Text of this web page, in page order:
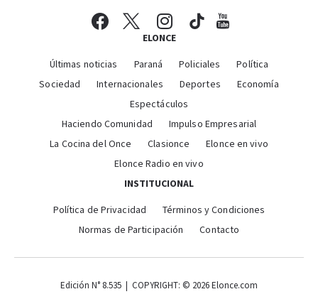
ELONCE
Últimas noticias Paraná Policiales
Política
Sociedad
Internacionales Deportes
Economía
Espectáculos
Haciendo Comunidad
Impulso Empresarial
La Cocina del Once
Clasionce
Elonce en vivo
Elonce Radio en vivo
INSTITUCIONAL
Política de Privacidad
Términos y Condiciones
Normas de Participación
Contacto
Edición N° 8.535 | COPYRIGHT: © 2026 Elonce.com